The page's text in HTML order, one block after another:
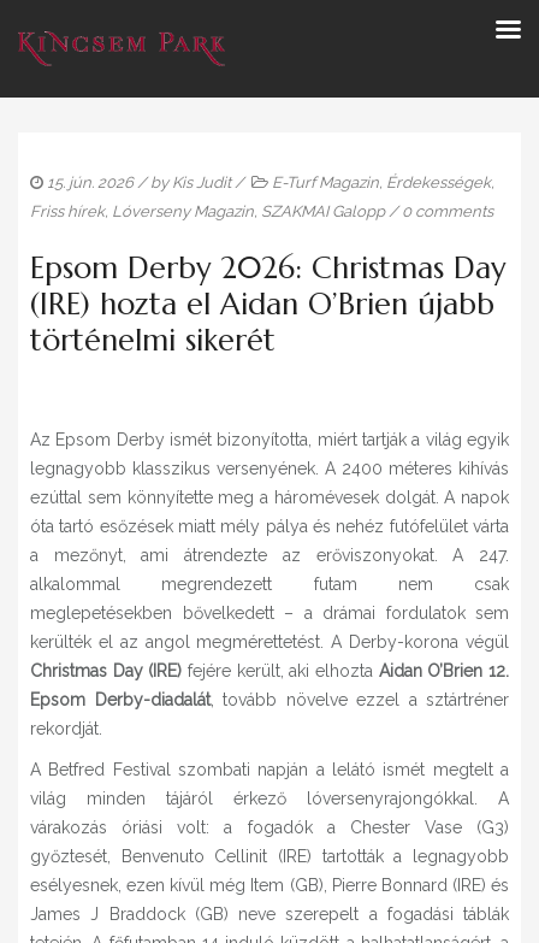
15. jún. 2026/ by Kis Judit/ E-Turf Magazin, Érdekességek,
Friss hírek, Lóverseny Magazin, SZAKMAI Galopp/0 comments
Epsom Derby 2026: Christmas Day
(IRE) hozta el Aidan O’Brien újabb
történelmi sikerét
Az Epsom Derby ismét bizonyította, miért tartják a világ egyik
legnagyobb klasszikus versenyének. A 2400 méteres kihívás
ezúttal sem könnyítette meg a háromévesek dolgát. A napok
óta tartó esőzések miatt mély pálya és nehéz futófelület várta
a mezőnyt, ami átrendezte az erőviszonyokat. A 247.
alkalommal megrendezett futam nem csak
meglepetésekben bővelkedett – a drámai fordulatok sem
kerülték el az angol megmérettetést. A Derby-korona végül
Christmas Day (IRE) fejére került, aki elhozta Aidan O’Brien 12.
Epsom Derby-diadalát, tovább növelve ezzel a sztártréner
rekordját.
A Betfred Festival szombati napján a lelátó ismét megtelt a
világ minden tájáról érkező lóversenyrajongókkal. A
várakozás óriási volt: a fogadók a Chester Vase (G3)
győztesét, Benvenuto Cellinit (IRE) tartották a legnagyobb
esélyesnek, ezen kívül még Item (GB), Pierre Bonnard (IRE) és
James J Braddock (GB) neve szerepelt a fogadási táblák